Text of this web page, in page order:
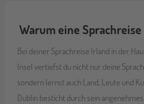
Warum eine
Bei deiner Sprachreise Irland in der
Insel vertiefst du nicht nur deine
sondern lernst auch Land, Leute und
Dublin besticht durch sein